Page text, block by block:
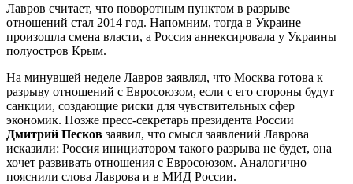
Лавров считает, что поворотным пунктом в разрыве
отношений стал 2014 год. Напомним, тогда в Украине
произошла смена власти, а Россия аннексировала у Украины
полуостров Крым.
На минувшей неделе Лавров заявлял, что Москва готова к
разрыву отношений с Евросоюзом, если с его стороны будут
санкции, создающие риски для чувствительных сфер
экономик. Позже пресс-секретарь президента России
Дмитрий Песков заявил, что смысл заявлений Лаврова
исказили: Россия инициатором такого разрыва не будет, она
хочет развивать отношения с Евросоюзом. Аналогично
пояснили слова Лаврова и в МИД России.